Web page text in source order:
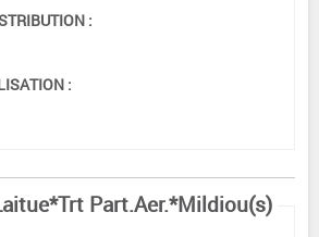
:
:
Part.Aer.*Mildiou(s)